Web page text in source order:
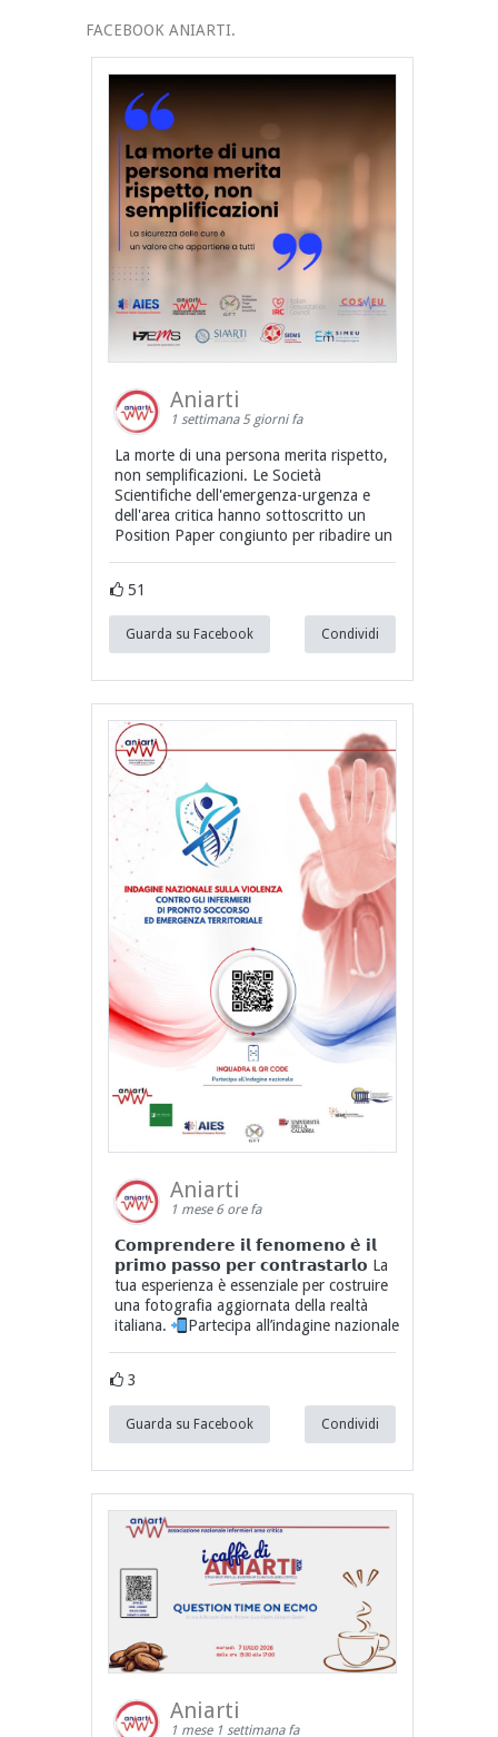
FACEBOOK ANIARTI.
Aniarti
1 settimana 5 giorni fa
La morte di una persona merita rispetto,
non semplificazioni. Le Società
Scientifiche dell'emergenza-urgenza e
dell'area critica hanno sottoscritto un
Position Paper congiunto per ribadire un
51
Guarda su Facebook Condividi
Aniarti
1 mese 6 ore fa
𝗖𝗼𝗺𝗽𝗿𝗲𝗻𝗱𝗲𝗿𝗲 𝗶𝗹 𝗳𝗲𝗻𝗼𝗺𝗲𝗻𝗼 𝗲̀ 𝗶𝗹
𝗽𝗿𝗶𝗺𝗼 𝗽𝗮𝘀𝘀𝗼 𝗽𝗲𝗿 𝗰𝗼𝗻𝘁𝗿𝗮𝘀𝘁𝗮𝗿𝗹𝗼 La
tua esperienza è essenziale per costruire
una fotografia aggiornata della realtà
italiana.
Partecipa all’indagine nazionale
3
Guarda su Facebook Condividi
Aniarti
1 mese 1 settimana fa